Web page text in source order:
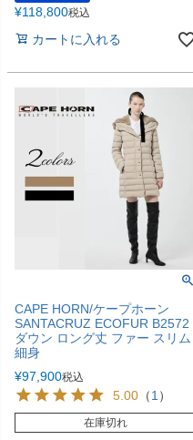
¥118,800税込
カートに入れる
CAPE HORN/ケープホーン
SANTACRUZ ECOFUR B2572
ダウン ロング丈 ファー スリム
細身
¥97,900税込
5.00 （1 ）
在庫切れ